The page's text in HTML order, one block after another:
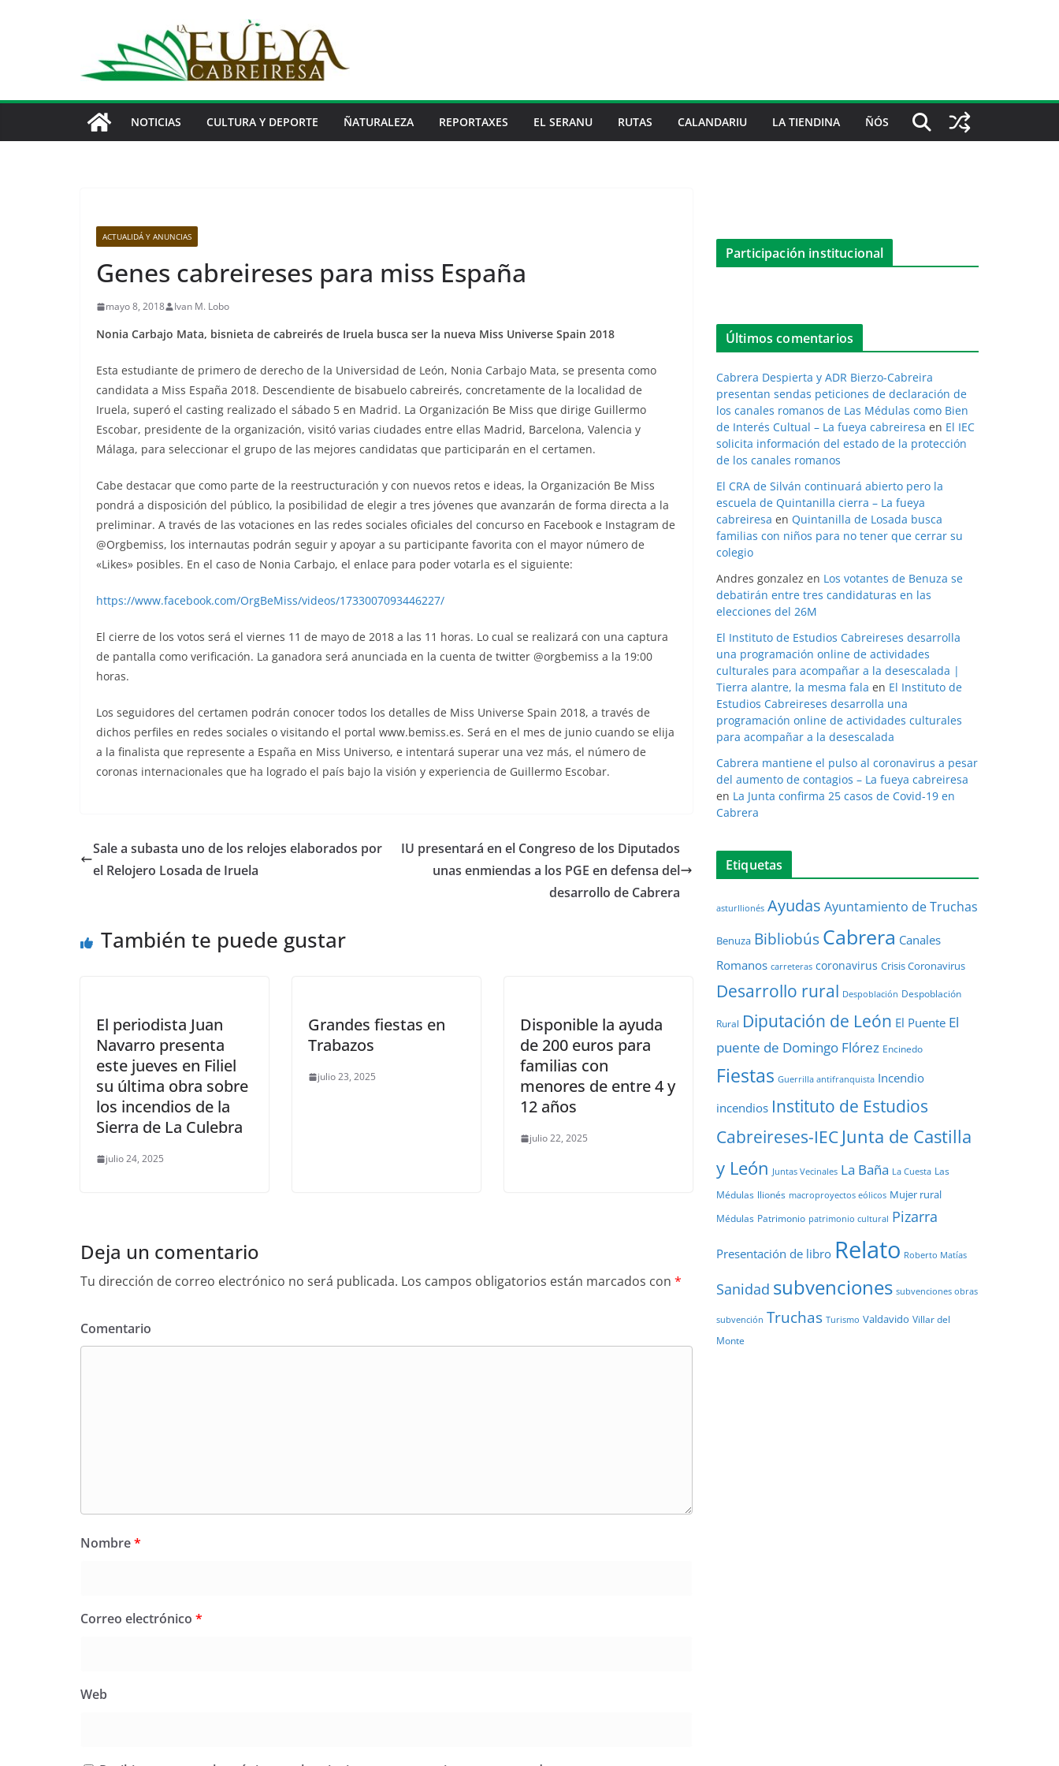
NOTICIAS CULTURA Y DEPORTE ÑATURALEZA REPORTAXES EL SERANU RUTAS CALANDARIU LA TIENDINA ÑÓS
ACTUALIDÁ Y ANUNCIAS
Genes cabreireses para miss España
mayo 8, 2018 Ivan M. Lobo
Nonia Carbajo Mata, bisnieta de cabreirés de Iruela busca ser la nueva Miss Universe Spain 2018
Esta estudiante de primero de derecho de la Universidad de León, Nonia Carbajo Mata, se presenta como
candidata a Miss España 2018. Descendiente de bisabuelo cabreirés, concretamente de la localidad de
Iruela, superó el casting realizado el sábado 5 en Madrid. La Organización Be Miss que dirige Guillermo
Escobar, presidente de la organización, visitó varias ciudades entre ellas Madrid, Barcelona, Valencia y
Málaga, para seleccionar el grupo de las mejores candidatas que participarán en el certamen.
Cabe destacar que como parte de la reestructuración y con nuevos retos e ideas, la Organización Be Miss
pondrá a disposición del público, la posibilidad de elegir a tres jóvenes que avanzarán de forma directa a la
preliminar. A través de las votaciones en las redes sociales oficiales del concurso en Facebook e Instagram de
@Orgbemiss, los internautas podrán seguir y apoyar a su participante favorita con el mayor número de
«Likes» posibles. En el caso de Nonia Carbajo, el enlace para poder votarla es el siguiente:
https://www.facebook.com/OrgBeMiss/videos/1733007093446227/
El cierre de los votos será el viernes 11 de mayo de 2018 a las 11 horas. Lo cual se realizará con una captura
de pantalla como verificación. La ganadora será anunciada en la cuenta de twitter @orgbemiss a la 19:00
horas.
Los seguidores del certamen podrán conocer todos los detalles de Miss Universe Spain 2018, a través de
dichos perfiles en redes sociales o visitando el portal www.bemiss.es. Será en el mes de junio cuando se elija
a la finalista que represente a España en Miss Universo, e intentará superar una vez más, el número de
coronas internacionales que ha logrado el país bajo la visión y experiencia de Guillermo Escobar.
Sale a subasta uno de los relojes elaborados por
el Relojero Losada de Iruela
IU presentará en el Congreso de los Diputados
unas enmiendas a los PGE en defensa del
desarrollo de Cabrera
También te puede gustar
El periodista Juan
Navarro presenta
este jueves en Filiel
su última obra sobre
los incendios de la
Sierra de La Culebra
julio 24, 2025
Grandes fiestas en
Trabazos
julio 23, 2025
Disponible la ayuda
de 200 euros para
familias con
menores de entre 4 y
12 años
julio 22, 2025
Deja un comentario
Tu dirección de correo electrónico no será publicada. Los campos obligatorios están marcados con *
Comentario
Nombre*
Correo electrónico *
Web
Participación institucional
Últimos comentarios
Cabrera Despierta y ADR Bierzo-Cabreira
presentan sendas peticiones de declaración de
los canales romanos de Las Médulas como Bien
de Interés Cultual – La fueya cabreiresa en El IEC
solicita información del estado de la protección
de los canales romanos
El CRA de Silván continuará abierto pero la
escuela de Quintanilla cierra – La fueya
cabreiresa en Quintanilla de Losada busca
familias con niños para no tener que cerrar su
colegio
Andres gonzalez en Los votantes de Benuza se
debatirán entre tres candidaturas en las
elecciones del 26M
El Instituto de Estudios Cabreireses desarrolla
una programación online de actividades
culturales para acompañar a la desescalada |
Tierra alantre, la mesma fala en El Instituto de
Estudios Cabreireses desarrolla una
programación online de actividades culturales
para acompañar a la desescalada
Cabrera mantiene el pulso al coronavirus a pesar
del aumento de contagios – La fueya cabreiresa
en La Junta confirma 25 casos de Covid-19 en
Cabrera
Etiquetas
asturllionés Ayudas Ayuntamiento de Truchas
Benuza BibliobúsCabrera Canales
Romanos carreteras coronavirus Crisis Coronavirus
Desarrollo rural Despoblación Despoblación
Rural Diputación de León El Puente El
puente de Domingo Flórez Encinedo
Fiestas Guerrilla antifranquista Incendio
incendios Instituto de Estudios
Cabreireses-IEC Junta de Castilla
y León Juntas Vecinales La Baña La Cuesta Las
Médulas llionés macroproyectos eólicos Mujer rural
Médulas Patrimonio patrimonio cultural Pizarra
Presentación de libro Relato Roberto Matías
Sanidad subvenciones subvenciones obras
subvención Truchas Turismo Valdavido Villar del
Monte